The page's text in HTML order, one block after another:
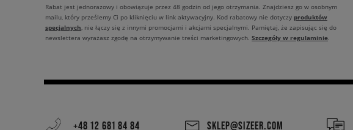
Rabat jest jednorazowy i obowiązuje przez 48 godzin od jego otrzymania. Znajdziesz go w osobnym
mailu, który prześlemy Ci po kliknięciu w link aktywacyjny. Kod rabatowy nie dotyczy produktów
specjalnych, nie łączy się z innymi promocjami i akcjami specjalnymi. Pamiętaj, że zapisując się do
newslettera wyrażasz zgodę na otrzymywanie treści marketingowych. Szczegóły w regulaminie.
+48 12 681 84 84 SKLEP@SIZEER.COM